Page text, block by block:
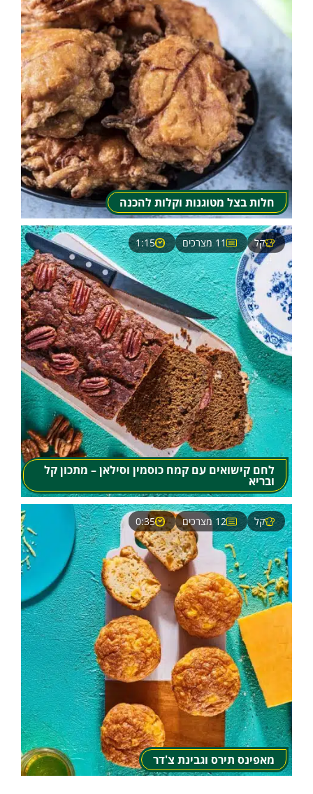
חלות בצל מטוגנות וקלות להכנה
לחם קישואים עם קמח כוסמין וסילאן – מתכון קל
ובריא
קל 11 מצרכים 1:15
מאפינס תירס וגבינת צ'דר
קל 12 מצרכים 0:35